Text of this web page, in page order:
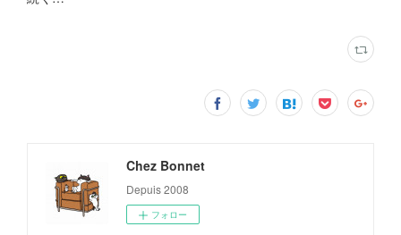
Chez Bonnet
Depuis 2008
フォロー